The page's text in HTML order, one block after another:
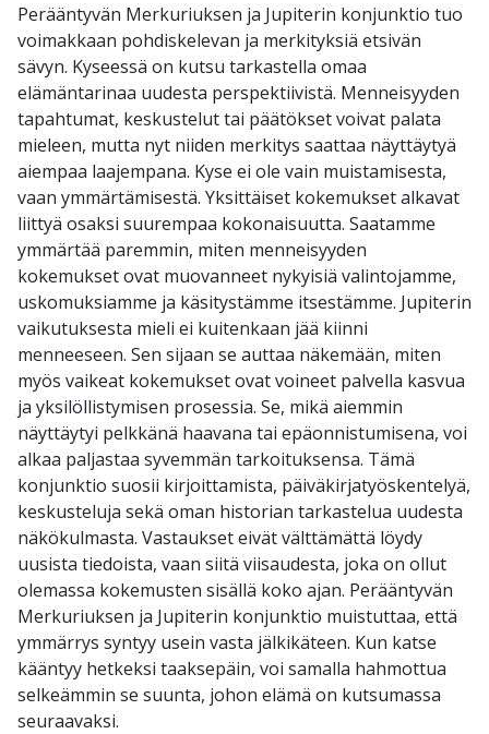
Perääntyvän Merkuriuksen ja Jupiterin konjunktio tuo
voimakkaan pohdiskelevan ja merkityksiä etsivän
sävyn. Kyseessä on kutsu tarkastella omaa
elämäntarinaa uudesta perspektiivistä. Menneisyyden
tapahtumat, keskustelut tai päätökset voivat palata
mieleen, mutta nyt niiden merkitys saattaa näyttäytyä
aiempaa laajempana. Kyse ei ole vain muistamisesta,
vaan ymmärtämisestä. Yksittäiset kokemukset alkavat
liittyä osaksi suurempaa kokonaisuutta. Saatamme
ymmärtää paremmin, miten menneisyyden
kokemukset ovat muovanneet nykyisiä valintojamme,
uskomuksiamme ja käsitystämme itsestämme. Jupiterin
vaikutuksesta mieli ei kuitenkaan jää kiinni
menneeseen. Sen sijaan se auttaa näkemään, miten
myös vaikeat kokemukset ovat voineet palvella kasvua
ja yksilöllistymisen prosessia. Se, mikä aiemmin
näyttäytyi pelkkänä haavana tai epäonnistumisena, voi
alkaa paljastaa syvemmän tarkoituksensa. Tämä
konjunktio suosii kirjoittamista, päiväkirjatyöskentelyä,
keskusteluja sekä oman historian tarkastelua uudesta
näkökulmasta. Vastaukset eivät välttämättä löydy
uusista tiedoista, vaan siitä viisaudesta, joka on ollut
olemassa kokemusten sisällä koko ajan. Perääntyvän
Merkuriuksen ja Jupiterin konjunktio muistuttaa, että
ymmärrys syntyy usein vasta jälkikäteen. Kun katse
kääntyy hetkeksi taaksepäin, voi samalla hahmottua
selkeämmin se suunta, johon elämä on kutsumassa
seuraavaksi.